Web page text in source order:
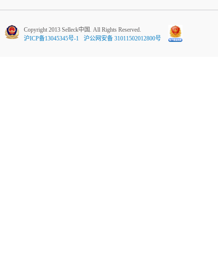
Copyright 2013 Selleck中国. All Rights Reserved.
沪ICP备13045345号-1
沪公网安备 31011502012800号